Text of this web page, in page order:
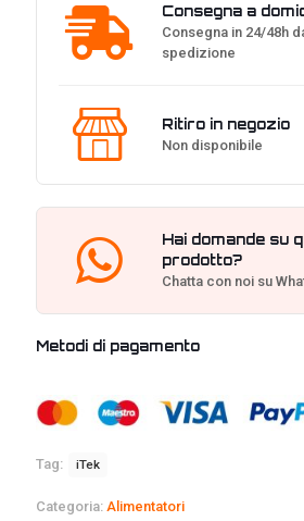
Consegna a
Consegna in 24/48h
spedizione
Ritiro in negozio
Non disponibile
Hai domande su
prodotto?
Chatta con noi su
Metodi di pagamento
Tag: iTek
Categoria: Alimentatori